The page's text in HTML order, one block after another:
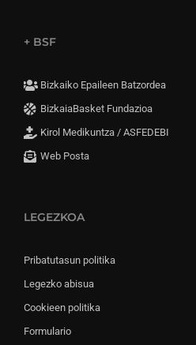
+ BSF
Bizkaiko Epaileen Batzordea
BizkaiaBasket Fundazioa
Kirol Medikuntza / ASFEDEBI
Web Posta
LEGEZKOA
Pribatutasun politika
Legezko abisua
Cookieen politika
Formulario